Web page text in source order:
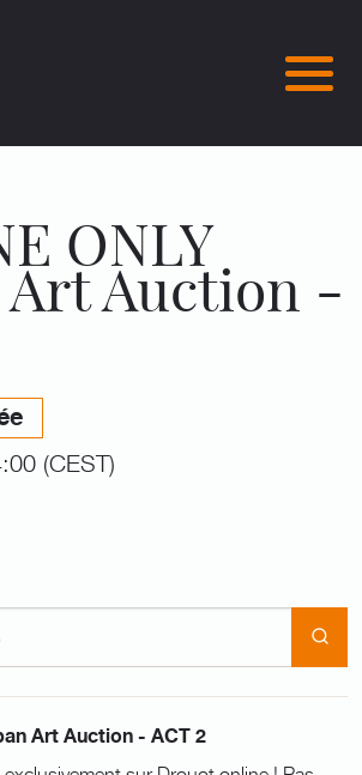
ONLY
Auction -
(CEST)
Art Auction - ACT 2